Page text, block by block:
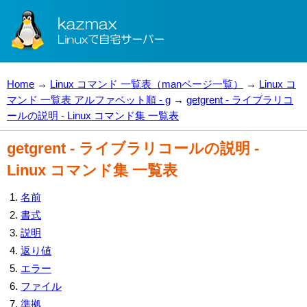
Home → Linux コマンド 一覧表（manページ一覧） → Linux コ
マンド 一覧表 アルファベット順 - g → getgrent - ライブラリコ
ールの説明 - Linux コマンド集 一覧表
getgrent - ライブラリコールの説明 -
Linux コマンド集 一覧表
名前
書式
説明
返り値
エラー
ファイル
準拠